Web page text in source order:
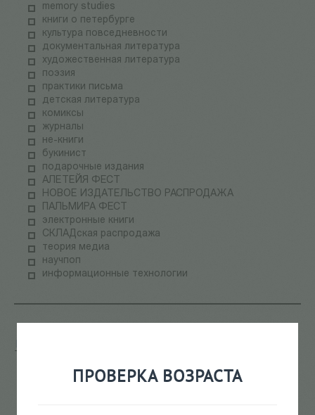
ПРОВЕРКА ВОЗРАСТА
memory studies
книги о петербурге
культура повседневности
документальная литература
художественная литература
поэзия
практики письма
детская литература
комиксы
журналы
не-книги
букинист
подарочные издания
АЛЕТЕЙЯ ФЕСТ
НОВОЕ ИЗДАТЕЛЬСТВО РАСПРОДАЖА
ПАЛЬМИРА ФЕСТ
электронные книги
СКЛАДская распродажа
теория медиа
научпоп
информационные технологии
70
из 87